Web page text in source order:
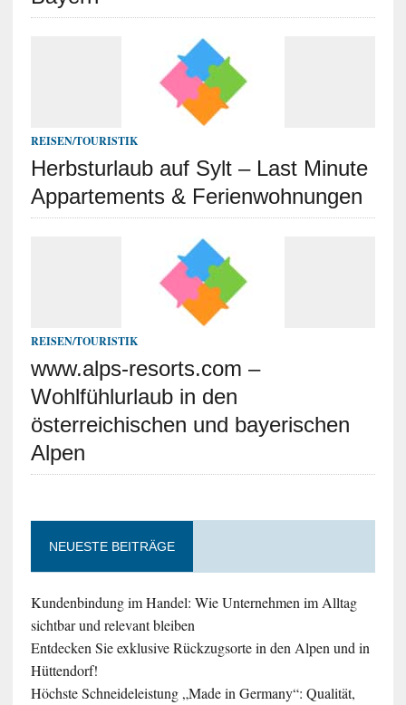
REISEN/TOURISTIK
Herbsturlaub auf Sylt – Last Minute
Appartements & Ferienwohnungen
REISEN/TOURISTIK
www.alps-resorts.com –
Wohlfühlurlaub in den
österreichischen und bayerischen
Alpen
NEUESTE BEITRÄGE
Kundenbindung im Handel: Wie Unternehmen im Alltag
sichtbar und relevant bleiben
Entdecken Sie exklusive Rückzugsorte in den Alpen und in
Hüttendorf!
Höchste Schneideleistung „Made in Germany“: Qualität,